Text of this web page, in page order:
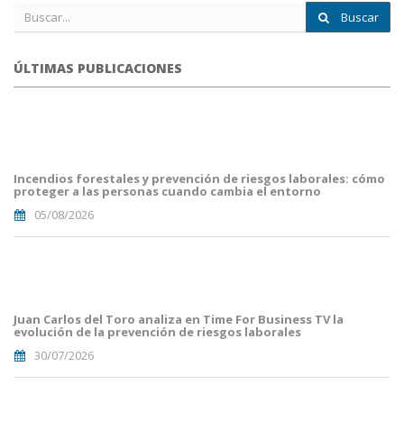
Buscar
ÚLTIMAS PUBLICACIONES
Incendios forestales y prevención de riesgos laborales: cómo
proteger a las personas cuando cambia el entorno
05/08/2026
Juan Carlos del Toro analiza en Time For Business TV la
evolución de la prevención de riesgos laborales
30/07/2026